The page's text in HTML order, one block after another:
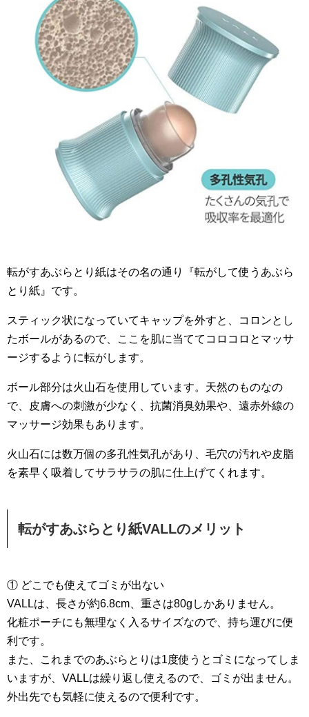
転がすあぶらとり紙はその名の通り『転がして使うあぶら
とり紙』です。
スティック状になっていてキャップを外すと、コロンとし
たボールがあるので、ここを肌に当ててコロコロとマッサ
ージするように転がします。
ボール部分は火山石を使用しています。天然のものなの
で、皮膚への刺激が少なく、抗菌消臭効果や、遠赤外線の
マッサージ効果もあります。
火山石には数万個の多孔性気孔があり、毛穴の汚れや皮脂
を素早く吸着してサラサラの肌に仕上げてくれます。
転がすあぶらとり紙VALLのメリット
① どこでも使えてゴミが出ない
VALLは、長さが約6.8cm、重さは80gしかありません。
化粧ポーチにも無理なく入るサイズなので、持ち運びに便
利です。
また、これまでのあぶらとりは1度使うとゴミになってしま
いますが、VALLは繰り返し使えるので、ゴミが出ません。
外出先でも気軽に使えるので便利です。